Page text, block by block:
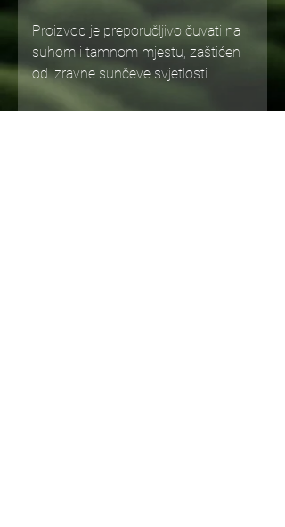
Proizvod je preporučljivo čuvati na
suhom i tamnom mjestu, zaštićen
od izravne sunčeve svjetlosti.